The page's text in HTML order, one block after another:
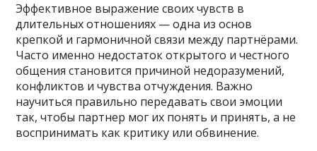
Эффективное выражение своих чувств в
длительных отношениях — одна из основ
крепкой и гармоничной связи между партнёрами.
Часто именно недостаток открытого и честного
общения становится причиной недоразумений,
конфликтов и чувства отчуждения. Важно
научиться правильно передавать свои эмоции
так, чтобы партнер мог их понять и принять, а не
воспринимать как критику или обвинение.